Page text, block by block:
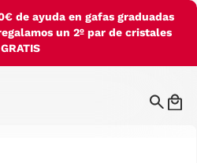
de ayuda en gafas graduadas
un 2º par de cristales
GRATIS